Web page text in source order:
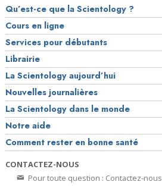
Qu’est-ce que la Scientology ?
Cours en ligne
Services pour débutants
Librairie
La Scientology aujourd’hui
Nouvelles journalières
La Scientology dans le monde
Notre aide
Comment rester en bonne santé
CONTACTEZ-NOUS
Pour toute question : Contactez-nous